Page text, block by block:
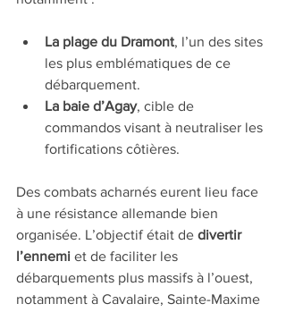
La plage du Dramont, l’un des sites
les plus emblématiques de ce
débarquement.
La baie d’Agay, cible de
commandos visant à neutraliser les
fortifications côtières.
Des combats acharnés eurent lieu face
à une résistance allemande bien
organisée. L’objectif était de divertir
l’ennemi et de faciliter les
débarquements plus massifs à l’ouest,
notamment à Cavalaire, Sainte-Maxime